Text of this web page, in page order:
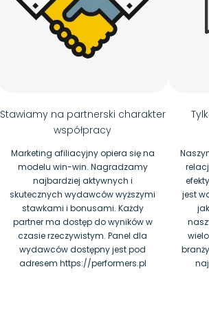
Stawiamy na partnerski charakter
współpracy
Marketing afiliacyjny opiera się na
modelu win-win. Nagradzamy
najbardziej aktywnych i
skutecznych wydawców wyższymi
stawkami i bonusami. Każdy
partner ma dostęp do wyników w
czasie rzeczywistym. Panel dla
wydawców dostępny jest pod
adresem https://performers.pl
jest